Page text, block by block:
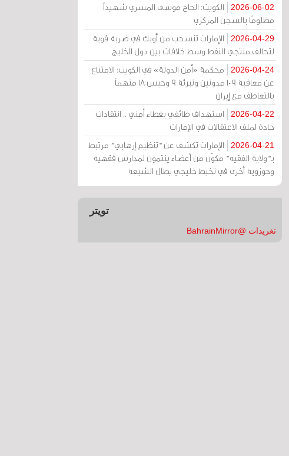
2026-06-02
الكويت: الحاج موسى المسري شهيداً
مظلومًا بالسجن المركزي
2026-04-29
الإمارات تنسحب من أوبك في ضربة قوية
لتحالف منتجي النفط وسط خلافات بين دول الخليج
2026-04-24
محكمة «أمن الدولة» في الكويت: الامتناع
عن معاقبة 109 مدونين وتبرئة 9 وحبس 18 متهماً
بالتعاطف مع إيران
2026-04-22
استهداف طائفي بغطاء أمني .. انتقادات
حادة لملف الاعتقالات في الإمارات
2026-04-21
الإمارات تكشف عن "تنظيم إرهابي" مرتبط
بـ"ولاية الفقيه" مكوّن من أعضاء ينتمون لمدارس فقهية
وحوزوية أخرى في تخبط خليجي يطال الشيعة
تويتر
تغريدات @BahrainMirror